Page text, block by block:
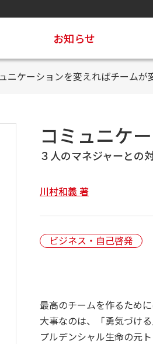
お知らせ
ニケーションを変えればチームが
コミュニケ
３人のマネジャーとの
川村和義 著
ビジネス・自己啓発
最高のチームを作るため
大事なのは、「勇気づけ
プルデンシャル生命の元